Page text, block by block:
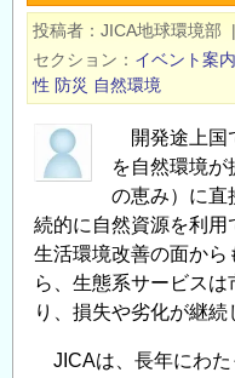
害
か
ら
イ
ン
フ
を
護
り
続
投稿者 JICA地球環境部 |
セクション
イベント案内
性 防災 自然環境
開発途上国
を自然環境が
の恵み）に直
続的に自然資源を利
生活環境改善の面か
ら、生態系サービス
り、損失や劣化が継続
JICAは、長年にわた